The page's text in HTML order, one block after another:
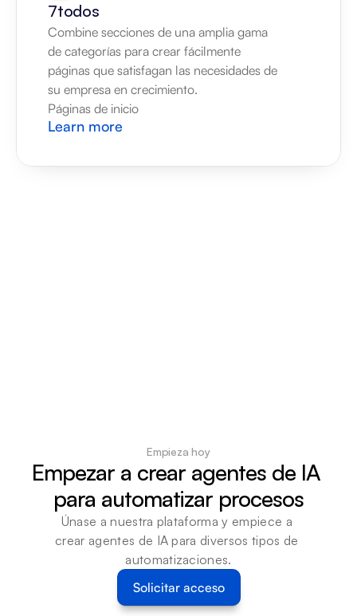
7todos
Combine secciones de una amplia gama
de categorías para crear fácilmente
páginas que satisfagan las necesidades de
su empresa en crecimiento.
Páginas de inicio
Learn more
Empieza hoy
Empezar a crear agentes de IA
para automatizar procesos
Únase a nuestra plataforma y empiece a
crear agentes de IA para diversos tipos de
automatizaciones.
Solicitar acceso